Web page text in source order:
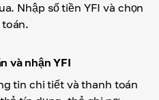
Nhập số tiền YFI và chọn
và nhận YFI
tin chi tiết và thanh toán